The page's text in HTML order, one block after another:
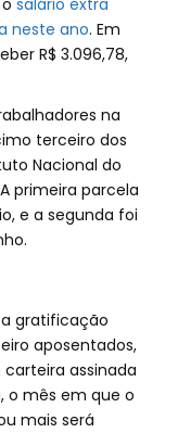
salário extra
neste ano. Em
R$ 3.096,78,
na
terceiro dos
Nacional do
primeira parcela
e a segunda foi
gratificação
aposentados,
assinada
o mês em que o
mais será